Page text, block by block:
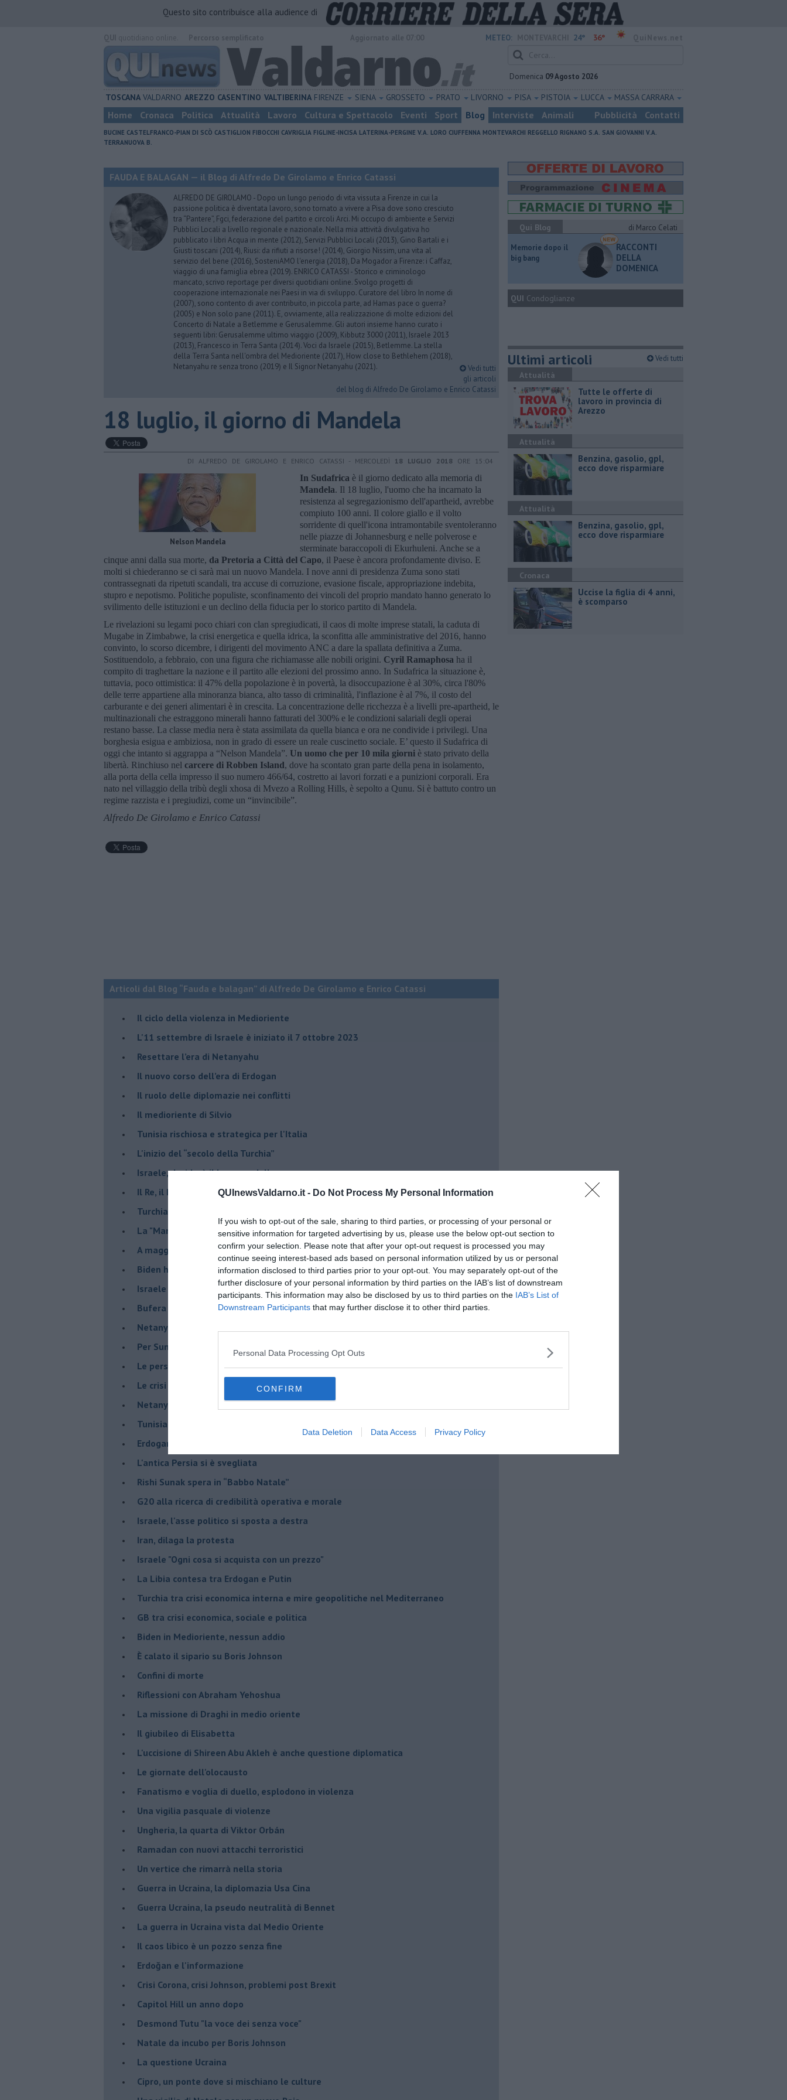
QUInewsValdarno.it - Do Not Process My Personal Information
If you wish to opt-out of the sale, sharing to third parties, or processing of your personal or
sensitive information for targeted advertising by us, please use the below opt-out section to
confirm your selection. Please note that after your opt-out request is processed you may
continue seeing interest-based ads based on personal information utilized by us or personal
information disclosed to third parties prior to your opt-out. You may separately opt-out of the
further disclosure of your personal information by third parties on the IAB’s list of downstream
participants. This information may also be disclosed by us to third parties on the IAB’s List of
Downstream Participants that may further disclose it to other third parties.
Personal Data Processing Opt Outs
CONFIRM
Data Deletion Data Access Privacy Policy
Questo sito contribuisce alla audience di
METEO: 24° 36°
Domenica 09 Agosto 2026
TOSCANA VALDARNO AREZZO CASENTINO VALTIBERINA FIRENZE SIENA GROSSETO PRATO LIVORNO PISA PISTOIA LUCCA MASSA CARRARA
Home Cronaca Politica Attualità Lavoro Cultura e Spettacolo Eventi Sport Blog Interviste Animali Pubblicità Contatti
BUCINE CASTELFRANCO-PIAN DI SCÒ CASTIGLION FIBOCCHI CAVRIGLIA FIGLINE-INCISA LATERINA-PERGINE V.A. LORO CIUFFENNA MONTEVARCHI REGGELLO RIGNANO S.A. SAN GIOVANNI V.A.
TERRANUOVA B.
FAUDA E BALAGAN — il Blog di Alfredo De Girolamo e Enrico Catassi
ALFREDO DE GIROLAMO - Dopo un lungo periodo di vita vissuta a Firenze in cui la
passione politica è diventata lavoro, sono tornato a vivere a Pisa dove sono cresciuto
tra “Pantere”, Fgci, federazione del partito e circoli Arci. Mi occupo di ambiente e Servizi
Pubblici Locali a livello regionale e nazionale. Nella mia attività divulgativa ho
pubblicato i libri Acqua in mente (2012), Servizi Pubblici Locali (2013), Gino Bartali e i
Giusti toscani (2014), Riusi: da rifiuti a risorse! (2014), Giorgio Nissim, una vita al
servizio del bene (2016), SosteniAMO l'energia (2018), Da Mogador a Firenze: i Caffaz,
viaggio di una famiglia ebrea (2019). ENRICO CATASSI - Storico e criminologo
mancato, scrivo reportage per diversi quotidiani online. Svolgo progetti di
cooperazione internazionale nei Paesi in via di sviluppo. Curatore del libro In nome di
(2007), sono contento di aver contribuito, in piccola parte, ad Hamas pace o guerra?
(2005) e Non solo pane (2011). E, ovviamente, alla realizzazione di molte edizioni del
Concerto di Natale a Betlemme e Gerusalemme. Gli autori insieme hanno curato i
seguenti libri: Gerusalemme ultimo viaggio (2009), Kibbutz 3000 (2011), Israele 2013
(2013), Francesco in Terra Santa (2014). Voci da Israele (2015), Betlemme. La stella
della Terra Santa nell'ombra del Medioriente (2017), How close to Bethlehem (2018),
Netanyahu re senza trono (2019) e Il Signor Netanyahu (2021).
Vedi tutti
gli articoli
del blog di Alfredo De Girolamo e Enrico Catassi
18 luglio, il giorno di Mandela
DI ALFREDO DE GIROLAMO E ENRICO CATASSI - MERCOLEDÌ 18 LUGLIO 2018 ORE 15:04
Nelson Mandela
In Sudafrica è il giorno dedicato alla memoria di
Mandela. Il 18 luglio, l'uomo che ha incarnato la
resistenza al segregazionismo dell'apartheid, avrebbe
compiuto 100 anni. Il colore giallo e il volto
sorridente di quell'icona intramontabile sventoleranno
nelle piazze di Johannesburg e nelle polverose e
sterminate baraccopoli di Ekurhuleni. Anche se a
cinque anni dalla sua morte, da Pretoria a Città del Capo, il Paese è ancora profondamente diviso. E
molti si chiederanno se ci sarà mai un nuovo Mandela. I nove anni di presidenza Zuma sono stati
contrassegnati da ripetuti scandali, tra accuse di corruzione, evasione fiscale, appropriazione indebita,
stupro e nepotismo. Politiche populiste, sconfinamento dei vincoli del proprio mandato hanno generato lo
svilimento delle istituzioni e un declino della fiducia per lo storico partito di Mandela.
Le rivelazioni su legami poco chiari con clan spregiudicati, il caos di molte imprese statali, la caduta di
Mugabe in Zimbabwe, la crisi energetica e quella idrica, la sconfitta alle amministrative del 2016, hanno
convinto, lo scorso dicembre, i dirigenti del movimento ANC a dare la spallata definitiva a Zuma.
Sostituendolo, a febbraio, con una figura che richiamasse alle nobili origini. Cyril Ramaphosa ha il
compito di traghettare la nazione e il partito alle elezioni del prossimo anno. In Sudafrica la situazione è,
tuttavia, poco ottimistica: il 47% della popolazione è in povertà, la disoccupazione è al 30%, circa l'80%
delle terre appartiene alla minoranza bianca, alto tasso di criminalità, l'inflazione è al 7%, il costo del
carburante e dei generi alimentari è in crescita. La concentrazione delle ricchezza è a livelli pre-apartheid, le
multinazionali che estraggono minerali hanno fatturati del 300% e le condizioni salariali degli operai
restano basse. La classe media nera è stata assimilata da quella bianca e ora ne condivide i privilegi. Una
borghesia esigua e ambiziosa, non in grado di essere un reale cuscinetto sociale. E’ questo il Sudafrica di
oggi che intanto si aggrappa a “Nelson Mandela”. Un uomo che per 10 mila giorni è stato privato della
libertà. Rinchiuso nel carcere di Robben Island, dove ha scontato gran parte della pena in isolamento,
alla porta della cella impresso il suo numero 466/64, costretto ai lavori forzati e a punizioni corporali. Era
nato nel villaggio della tribù degli xhosa di Mvezo a Rolling Hills, è sepolto a Qunu. Si è battuto contro un
regime razzista e i pregiudizi, come un “invincibile”.
Alfredo De Girolamo e Enrico Catassi
Articoli dal Blog “Fauda e balagan” di Alfredo De Girolamo e Enrico Catassi
Il ciclo della violenza in Medioriente
L'11 settembre di Israele è iniziato il 7 ottobre 2023
Resettare l’era di Netanyahu
​Il nuovo corso dell’era di Erdogan
Il ruolo delle diplomazie nei conflitti
Il medioriente di Silvio
Tunisia rischiosa e strategica per l'Italia
L'inizio del “secolo della Turchia”
Israele, deciderà il borsone della spesa
Il Re, il Primo Ministro, il Sindaco e la Brexit
Turchia al voto, Erdogan in bilico
La "Marcia dei vivi" per non dimenticare
A maggio le urne decideranno il futuro di Erdoğan
Biden ha fatto infuriare la destra israeliana
Israele rischia una guerra civile
Bufera sull'immigrazione
Netanyahu a Roma, un viaggio complicato
Per Sunak niente crisi e nessuna emergenza
Le persecuzioni ai cristiani continuano da secoli
Le crisi post Brexit
Netanyahu saprà mantenere le promesse?
Tunisia, a votare meno del 9% degli elettori
Erdogan, non si può fare a meno di lui
L'antica Persia si è svegliata
Rishi Sunak spera in “Babbo Natale”
G20 alla ricerca di credibilità operativa e morale
Israele, l'asse politico si sposta a destra
Iran, dilaga la protesta
Israele "Ogni cosa si acquista con un prezzo"
La Libia contesa tra Erdogan e Putin
Turchia tra crisi economica interna e mire geopolitiche nel Mediterraneo
GB tra crisi economica, sociale e politica
Biden in Medioriente, nessun addio
È calato il sipario su Boris Johnson
Confini di morte
Riflessioni con Abraham Yehoshua
La missione di Draghi in medio oriente
Il giubileo di Elisabetta
L'uccisione di Shireen Abu Akleh è anche questione diplomatica
Le giornate dell'olocausto
Fanatismo e voglia di duello, esplodono in violenza
Una vigilia pasquale di violenze
Ungheria, la quarta di Viktor Orbán
Ramadan con nuovi attacchi terroristici
Un vertice che rimarrà nella storia
Guerra in Ucraina, la diplomazia Usa Cina
Guerra Ucraina, la pseudo neutralità di Bennet
La guerra in Ucraina vista dal Medio Oriente
​Il caos libico è un pozzo senza fine
Erdoğan e l'informazione
Crisi Corona, crisi Johnson, problemi post Brexit
Capitol Hill un anno dopo
Desmond Tutu "la voce dei senza voce"
Natale da incubo per Boris Johnson
La questione Ucraina
Cipro, un ponte dove si mischiano le culture
Qui Blog
di Marco Celati
Memorie dopo il
big bang
RACCONTI
DELLA
DOMENICA
QUI Condoglianze
Ultimi articoli Vedi tutti
Attualità
​Tutte le offerte di
lavoro in provincia di
Arezzo
Attualità
​Benzina, gasolio, gpl,
ecco dove risparmiare
Attualità
​Benzina, gasolio, gpl,
ecco dove risparmiare
Cronaca
Uccise la figlia di 4 anni,
è scomparso